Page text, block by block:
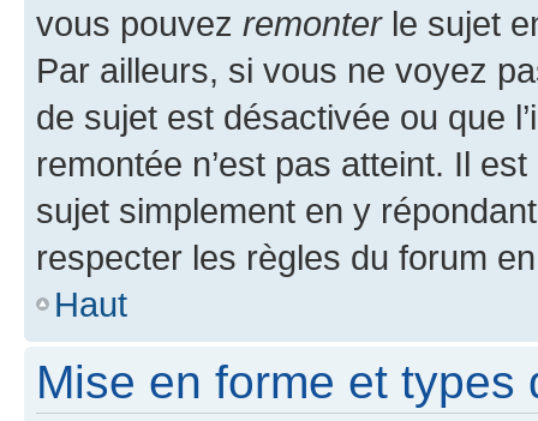
vous pouvez remonterle sujet
Par ailleurs, si vous ne voyez
de sujet est désactivée ou que
remontée n’est pas atteint. Il
sujet simplement en y
respecter les règles du forum
Haut
Mise en forme et types